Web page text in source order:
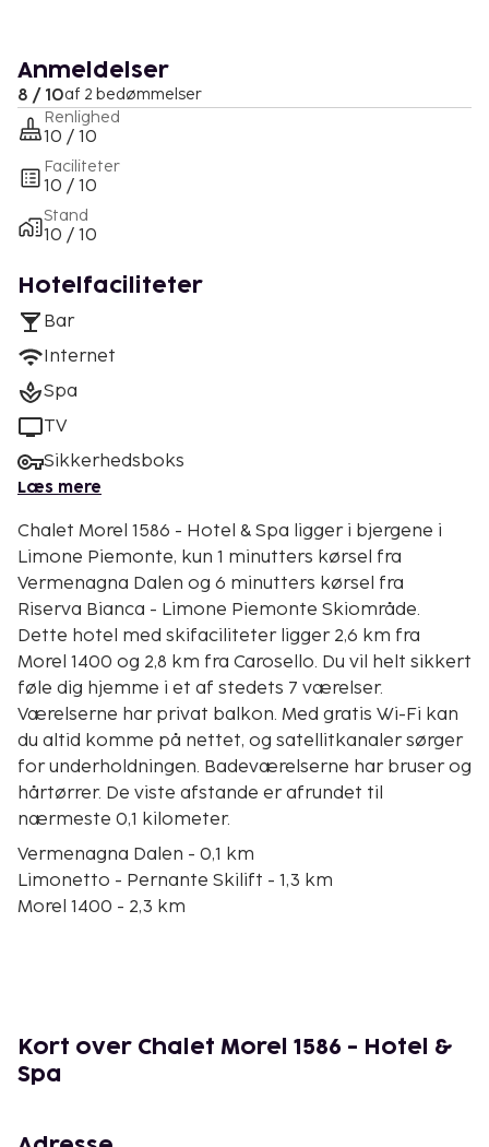
Anmeldelser
8 / 10af 2 bedømmelser
Renlighed
10 / 10
Faciliteter
10 / 10
Stand
10 / 10
Hotelfaciliteter
Bar
Internet
Spa
TV
Sikkerhedsboks
Læs mere
Chalet Morel 1586 - Hotel & Spa ligger i bjergene i
Limone Piemonte, kun 1 minutters kørsel fra
Vermenagna Dalen og 6 minutters kørsel fra
Riserva Bianca - Limone Piemonte Skiområde.
Dette hotel med skifaciliteter ligger 2,6 km fra
Morel 1400 og 2,8 km fra Carosello. Du vil helt sikkert
føle dig hjemme i et af stedets 7 værelser.
Værelserne har privat balkon. Med gratis Wi-Fi kan
du altid komme på nettet, og satellitkanaler sørger
for underholdningen. Badeværelserne har bruser og
hårtørrer. De viste afstande er afrundet til
nærmeste 0,1 kilometer.
Vermenagna Dalen - 0,1 km
Limonetto - Pernante Skilift - 1,3 km
Morel 1400 - 2,3 km
Col de Tende Bjergpas - 3,5 km
Panice - 4,6 km
Belvedere - 4,8 km
Kort over Chalet Morel 1586 - Hotel &
Spa